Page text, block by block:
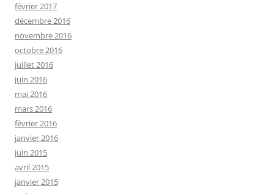
février 2017
décembre 2016
novembre 2016
octobre 2016
juillet 2016
juin 2016
mai 2016
mars 2016
février 2016
janvier 2016
juin 2015
avril 2015
janvier 2015